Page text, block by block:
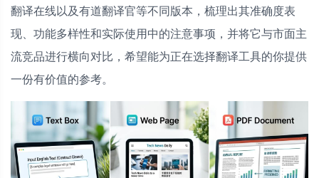
翻译在线以及有道翻译官等不同版本，梳理出其准确度表
现、功能多样性和实际使用中的注意事项，并将它与市面主
流竞品进行横向对比，希望能为正在选择翻译工具的你提供
一份有价值的参考。